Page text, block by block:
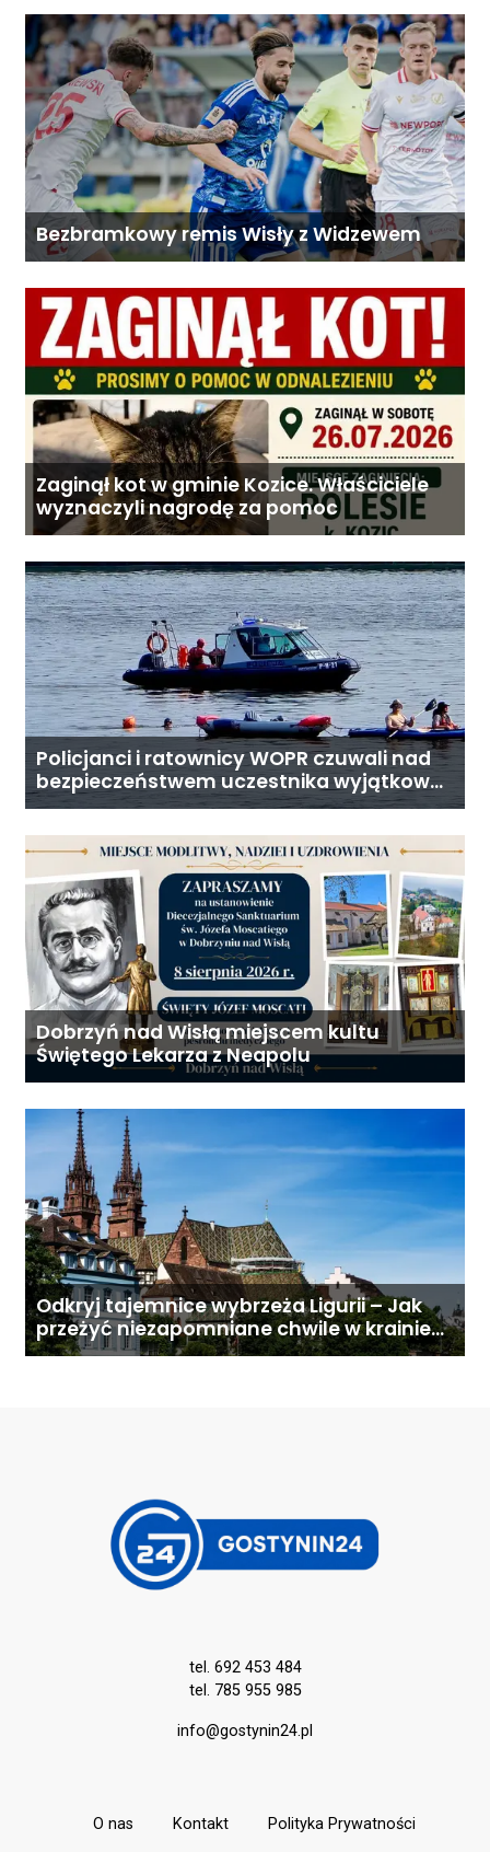
Bezbramkowy remis Wisły z Widzewem
Zaginął kot w gminie Kozice. Właściciele
wyznaczyli nagrodę za pomoc
Policjanci i ratownicy WOPR czuwali nad
bezpieczeństwem uczestnika wyjątkowej
wyprawy
Dobrzyń nad Wisłą miejscem kultu
Świętego Lekarza z Neapolu
Odkryj tajemnice wybrzeża Ligurii – Jak
przeżyć niezapomniane chwile w krainie
pesto i słońca
tel. 692 453 484
tel. 785 955 985
info@gostynin24.pl
O nas Kontakt Polityka Prywatności